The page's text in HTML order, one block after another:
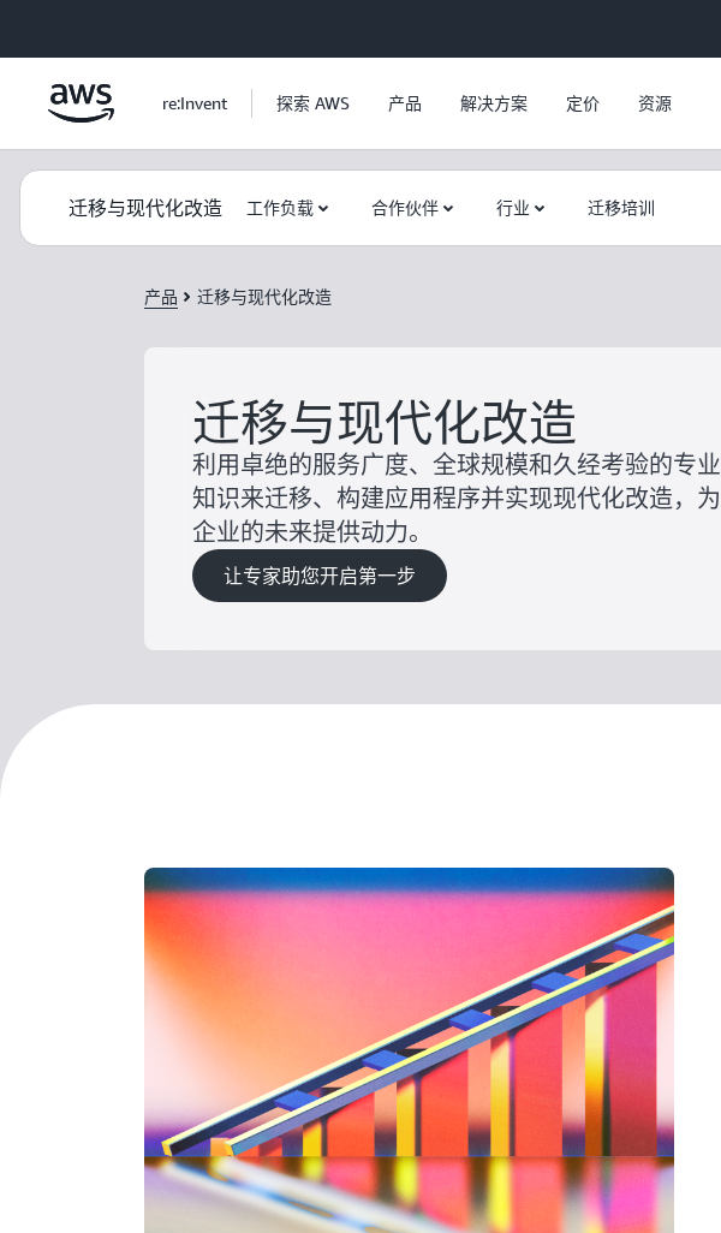
re:Invent 探索 AWS 产品 解决方案 定价 资源
迁移与现代化改造 工作负载 合作伙伴 行业 迁移培训
产品 迁移与现代化改造
迁移与现代化改造
利用卓绝的服务广度、全球规模和久经考验的专业
知识来迁移、构建应用程序并实现现代化改造，为
企业的未来提供动力。
让专家助您开启第一步